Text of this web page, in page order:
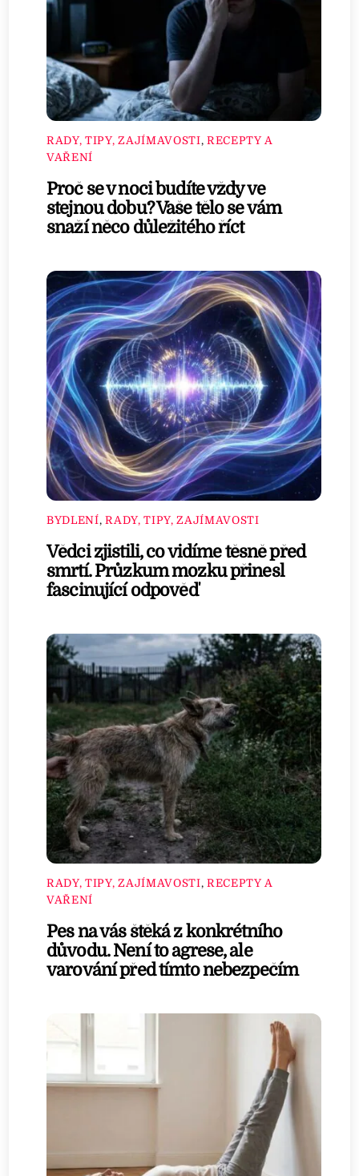
RADY, TIPY, ZAJÍMAVOSTI, RECEPTY A
VAŘENÍ
Proč se v noci budíte vždy ve
stejnou dobu? Vaše tělo se vám
snaží něco důležitého říct
BYDLENÍ,RADY, TIPY, ZAJÍMAVOSTI
Vědci zjistili, co vidíme těsně před
smrtí. Průzkum mozku přinesl
fascinující odpověď
RADY, TIPY, ZAJÍMAVOSTI, RECEPTY A
VAŘENÍ
Pes na vás štěká z konkrétního
důvodu. Není to agrese, ale
varování před tímto nebezpečím